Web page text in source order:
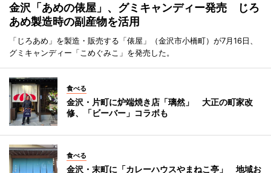
金沢「あめの俵屋」、グミキャンディー発売 じろ
あめ製造時の副産物を活用
「じろあめ」を製造・販売する「俵屋」（金沢市小橋町）が7月16日、
グミキャンディー「こめぐみこ」を発売した。
食べる
金沢・片町に炉端焼き店「璃然」 大正の町家改
修、「ビーバー」コラボも
食べる
金沢・末町に「カレーハウスやまねこ亭」 地域お